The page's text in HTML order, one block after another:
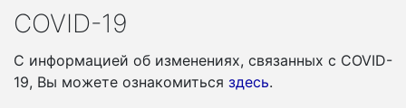
COVID-19
С информацией об изменениях, связанных c COVID-
19, Вы можете ознакомиться здесь.